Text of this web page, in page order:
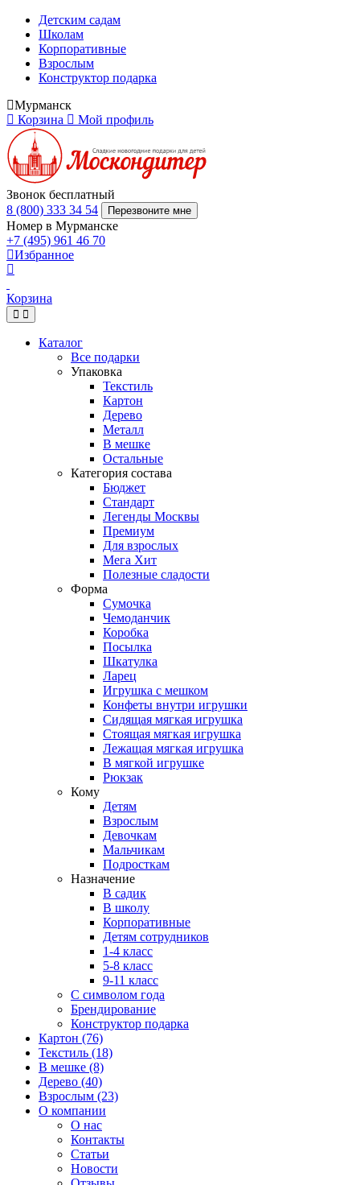
Детским садам
Школам
Корпоративные
Взрослым
Конструктор подарка
Мурманск
Корзина
Мой профиль
Звонок бесплатный
8 (800) 333 34 54
Перезвоните мне
Номер в Мурманске
+7 (495) 961 46 70
Избранное
Корзина
Каталог
Все подарки
Упаковка
Текстиль
Картон
Дерево
Металл
В мешке
Остальные
Категория состава
Бюджет
Стандарт
Легенды Москвы
Премиум
Для взрослых
Мега Хит
Полезные сладости
Форма
Сумочка
Чемоданчик
Коробка
Посылка
Шкатулка
Ларец
Игрушка с мешком
Конфеты внутри игрушки
Сидящая мягкая игрушка
Стоящая мягкая игрушка
Лежащая мягкая игрушка
В мягкой игрушке
Рюкзак
Кому
Детям
Взрослым
Девочкам
Мальчикам
Подросткам
Назначение
В садик
В школу
Корпоративные
Детям сотрудников
1-4 класс
5-8 класс
9-11 класс
С символом года
Брендирование
Конструктор подарка
Картон (76)
Текстиль (18)
В мешке (8)
Дерево (40)
Взрослым (23)
О компании
О нас
Контакты
Статьи
Новости